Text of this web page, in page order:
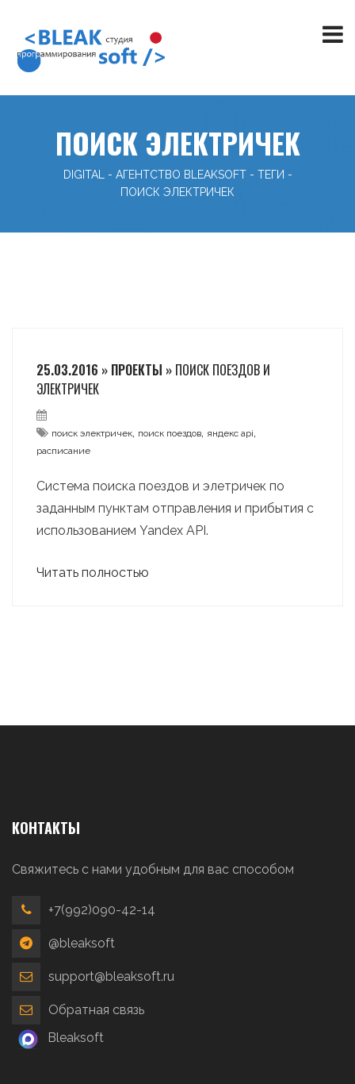
ПОИСК ЭЛЕКТРИЧЕК
DIGITAL - АГЕНТСТВО BLEAKSOFT - ТЕГИ -
ПОИСК ЭЛЕКТРИЧЕК
25.03.2016 » ПРОЕКТЫ » ПОИСК ПОЕЗДОВ И
ЭЛЕКТРИЧЕК
поиск электричек, поиск поездов, яндекс api,
расписание
Система поиска поездов и элетричек по
заданным пунктам отправления и прибытия с
использованием Yandex API.
Читать полностью
КОНТАКТЫ
Свяжитесь с нами удобным для вас способом
+7(992)090-42-14
@bleaksoft
support@bleaksoft.ru
Обратная связь
Bleaksoft